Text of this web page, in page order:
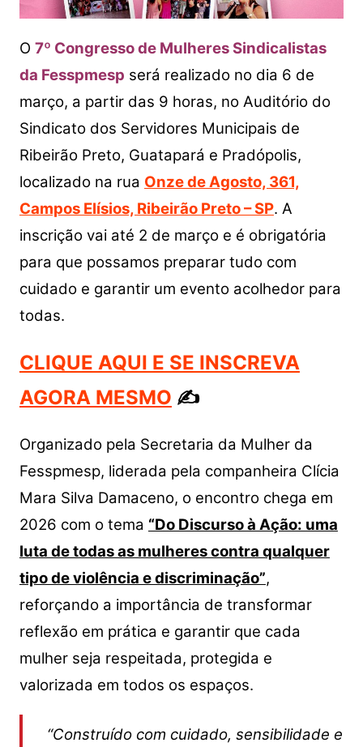
O 7º Congresso de Mulheres Sindicalistas
da Fesspmesp será realizado no dia 6 de
março, a partir das 9 horas, no Auditório do
Sindicato dos Servidores Municipais de
Ribeirão Preto, Guatapará e Pradópolis,
localizado na rua Onze de Agosto, 361,
Campos Elísios, Ribeirão Preto – SP. A
inscrição vai até 2 de março e é obrigatória
para que possamos preparar tudo com
cuidado e garantir um evento acolhedor para
todas.
CLIQUE AQUI E SE INSCREVA
AGORA MESMO ✍
Organizado pela Secretaria da Mulher da
Fesspmesp, liderada pela companheira Clícia
Mara Silva Damaceno, o encontro chega em
2026 com o tema “Do Discurso à Ação: uma
luta de todas as mulheres contra qualquer
tipo de violência e discriminação”,
reforçando a importância de transformar
reflexão em prática e garantir que cada
mulher seja respeitada, protegida e
valorizada em todos os espaços.
“Construído com cuidado, sensibilidade e